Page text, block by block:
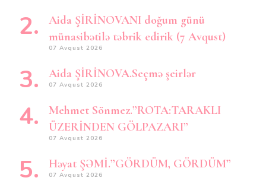
Aida ŞİRİNOVANI doğum günü
münasibətilə təbrik edirik (7 Avqust)
07 Avqust 2026
Aida ŞİRİNOVA.Seçmə şeirlər
07 Avqust 2026
Mehmet Sönmez.”ROTA:TARAKLI
ÜZERİNDEN GÖLPAZARI”
07 Avqust 2026
Həyat ŞƏMİ.”GÖRDÜM, GÖRDÜM”
07 Avqust 2026